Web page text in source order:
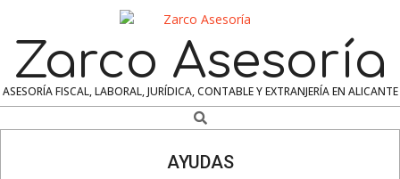
content
Zarco Asesoría
ASESORÍA FISCAL, LABORAL, JURÍDICA, CONTABLE Y EXTRANJERÍA EN ALICANTE
Search
AYUDAS